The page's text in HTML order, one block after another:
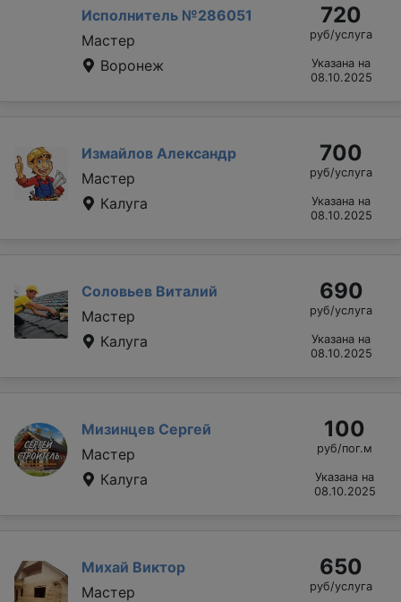
Исполнитель №286051
Мастер
Воронеж
720
руб/услуга
Указана на
08.10.2025
Измайлов Александр
Мастер
Калуга
700
руб/услуга
Указана на
08.10.2025
Соловьев Виталий
Мастер
Калуга
690
руб/услуга
Указана на
08.10.2025
Мизинцев Сергей
Мастер
Калуга
100
руб/пог.м
Указана на
08.10.2025
Михай Виктор
Мастер
650
руб/услуга